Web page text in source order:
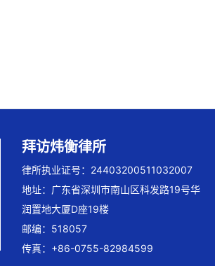
拜访炜衡律所
律所执业证号：24403200511032007
地址：广东省深圳市南山区科发路19号华
润置地大厦D座19楼
邮编：518057
传真：+86-0755-82984599